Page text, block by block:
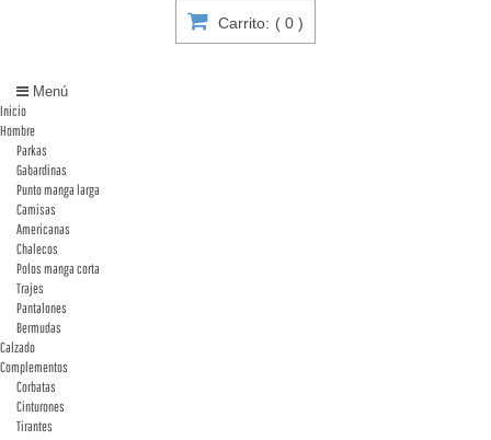
Carrito: ( 0 )
Menú
Inicio
Hombre
Parkas
Gabardinas
Punto manga larga
Camisas
Americanas
Chalecos
Polos manga corta
Trajes
Pantalones
Bermudas
Calzado
Complementos
Corbatas
Cinturones
Tirantes